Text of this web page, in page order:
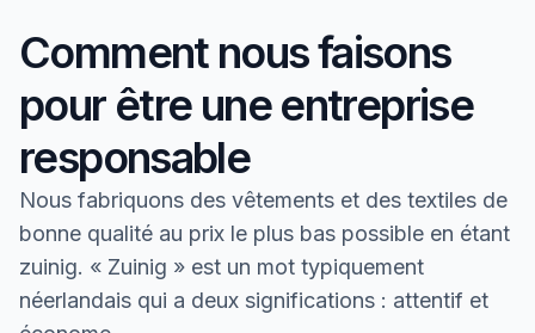
Comment nous faisons
pour être une entreprise
responsable
Nous fabriquons des vêtements et des textiles de
bonne qualité au prix le plus bas possible en étant
zuinig. « Zuinig » est un mot typiquement
néerlandais qui a deux significations : attentif et